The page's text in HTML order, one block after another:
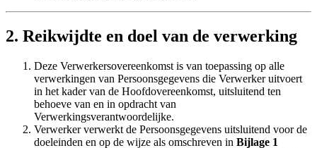
2. Reikwijdte en doel van de verwerking
Deze Verwerkersovereenkomst is van toepassing op alle
verwerkingen van Persoonsgegevens die Verwerker uitvoert
in het kader van de Hoofdovereenkomst, uitsluitend ten
behoeve van en in opdracht van
Verwerkingsverantwoordelijke.
Verwerker verwerkt de Persoonsgegevens uitsluitend voor de
doeleinden en op de wijze als omschreven in Bijlage 1